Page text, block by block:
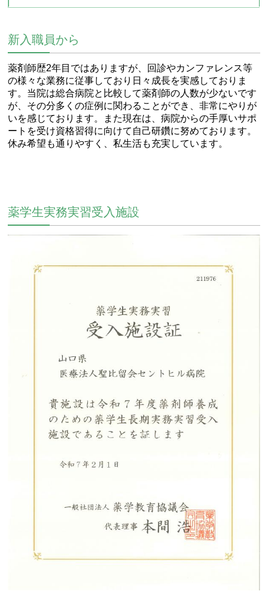
新入職員から
薬剤師歴2年目ではありますが、回診やカンファレンス等
の様々な業務に従事しており日々成長を実感しておりま
す。当院は総合病院と比較して薬剤師の人数が少ないです
が、その分多くの症例に関わることができ、非常にやりが
いを感じております。また現在は、病院からの手厚いサポ
ートを受け資格習得に向けて自己研鑽に努めております。
休み希望も通りやすく、私生活も充実しています。
薬学生実務実習受入施設